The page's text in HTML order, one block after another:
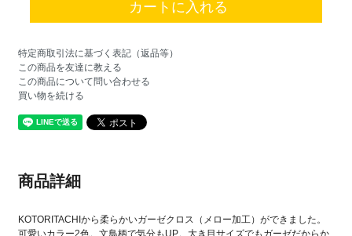
特定商取引法に基づく表記（返品等）
この商品を友達に教える
この商品について問い合わせる
買い物を続ける
商品詳細
KOTORITACHIから柔らかいガーゼクロス（メロー加工）ができました。
可愛いカラー2色。文鳥柄で気分もUP。大き目サイズでもガーゼだからか